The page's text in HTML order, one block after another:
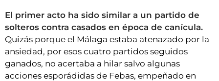
El primer acto ha sido similar a un partido de
solteros contra casados en época de canícula.
Quizás porque el Málaga estaba atenazado por la
ansiedad, por esos cuatro partidos seguidos
ganados, no acertaba a hilar salvo algunas
acciones esporádidas de Febas, empeñado en